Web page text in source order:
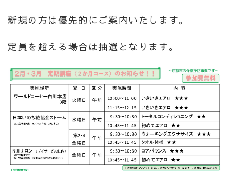
新規の方は優先的にご案内いたします。
定員を超える場合は抽選となります。